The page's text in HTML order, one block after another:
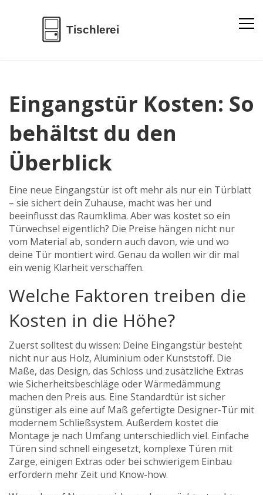
Eingangstür Kosten: So
behältst du den
Überblick
Eine neue Eingangstür ist oft mehr als nur ein Türblatt
– sie sichert dein Zuhause, macht was her und
beeinflusst das Raumklima. Aber was kostet so ein
Türwechsel eigentlich? Die Preise hängen nicht nur
vom Material ab, sondern auch davon, wie und wo
deine Tür montiert wird. Genau da wollen wir dir mal
ein wenig Klarheit verschaffen.
Welche Faktoren treiben die
Kosten in die Höhe?
Zuerst solltest du wissen: Deine Eingangstür besteht
nicht nur aus Holz, Aluminium oder Kunststoff. Die
Maße, das Design, das Schloss und zusätzliche Extras
wie Sicherheitsbeschläge oder Wärmedämmung
machen den Preis aus. Eine Standardtür ist sicher
günstiger als eine auf Maß gefertigte Designer-Tür mit
modernem Schließsystem. Außerdem kostet die
Montage je nach Umfang unterschiedlich viel. Einfache
Türen sind schnell eingesetzt, komplexe Türen mit
Zarge, einigen Extras oder bei schwierigem Einbau
erfordern mehr Zeit und Know-how.